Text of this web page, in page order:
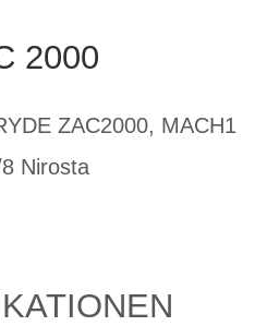
2000
ZAC2000, MACH1
Nirosta